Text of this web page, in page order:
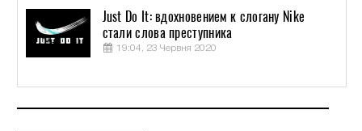
Just Do It: вдохновением к слогану Nike
стали слова преступника
19:04, 23 Червня 2020